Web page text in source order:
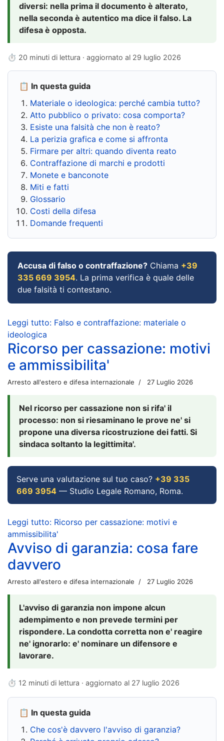
diversi: nella prima il documento è alterato,
nella seconda è autentico ma dice il falso. La
difesa è opposta.
⏱ 20 minuti di lettura · aggiornato al 29 luglio 2026
📋 In questa guida
Materiale o ideologica: perché cambia tutto?
Atto pubblico o privato: cosa comporta?
Esiste una falsità che non è reato?
La perizia grafica e come si affronta
Firmare per altri: quando diventa reato
Contraffazione di marchi e prodotti
Monete e banconote
Miti e fatti
Glossario
Costi della difesa
Domande frequenti
Accusa di falso o contraffazione? Chiama +39
335 669 3954. La prima verifica è quale delle
due falsità ti contestano.
Leggi tutto: Falso e contraffazione: materiale o
ideologica
Ricorso per cassazione: motivi
e ammissibilita'
Arresto all'estero e difesa internazionale 27 Luglio 2026
Nel ricorso per cassazione non si rifa' il
processo: non si riesaminano le prove ne' si
propone una diversa ricostruzione dei fatti. Si
sindaca soltanto la legittimita'.
Serve una valutazione sul tuo caso? +39 335
669 3954 — Studio Legale Romano, Roma.
Leggi tutto: Ricorso per cassazione: motivi e
ammissibilita'
Avviso di garanzia: cosa fare
davvero
Arresto all'estero e difesa internazionale 27 Luglio 2026
L'avviso di garanzia non impone alcun
adempimento e non prevede termini per
rispondere. La condotta corretta non e' reagire
ne' ignorarlo: e' nominare un difensore e
lavorare.
⏱ 12 minuti di lettura · aggiornato al 27 luglio 2026
📋 In questa guida
Che cos'è davvero l'avviso di garanzia?